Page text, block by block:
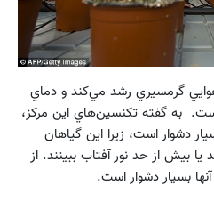
گرمسيري رشد مي‌كند و دماي
است. به گفته تكنسين‌هاي اين مركز،
دشوار است، زيرا اين گياهان
يا بيش از حد نور آفتاب ببينند. از
بسيار دشوار است.